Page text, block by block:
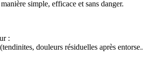
simple, efficace et sans danger.
:
douleurs résiduelles après